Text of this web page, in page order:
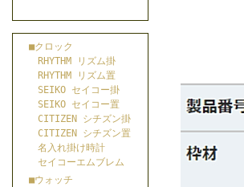
■クロック
RHYTHM リズム掛
RHYTHM リズム置
SEIKO セイコー掛
SEIKO セイコー置
CITIZEN シチズン掛
CITIZEN シチズン置
名入れ掛け時計
セイコーエムブレム
■ウォッチ